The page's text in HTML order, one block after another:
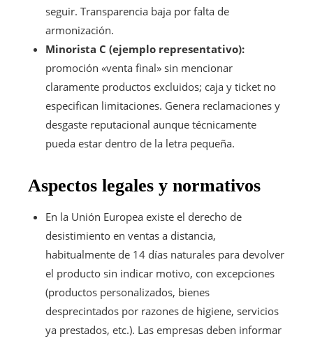
seguir. Transparencia baja por falta de
armonización.
Minorista C (ejemplo representativo):
promoción «venta final» sin mencionar
claramente productos excluidos; caja y ticket no
especifican limitaciones. Genera reclamaciones y
desgaste reputacional aunque técnicamente
pueda estar dentro de la letra pequeña.
Aspectos legales y normativos
En la Unión Europea existe el derecho de
desistimiento en ventas a distancia,
habitualmente de 14 días naturales para devolver
el producto sin indicar motivo, con excepciones
(productos personalizados, bienes
desprecintados por razones de higiene, servicios
ya prestados, etc.). Las empresas deben informar